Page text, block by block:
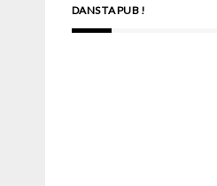
DANS TA PUB !